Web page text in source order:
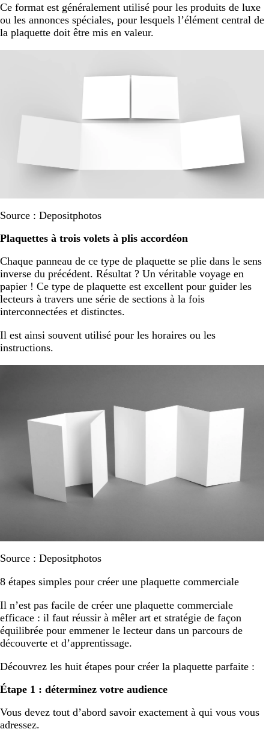
Ce format est généralement utilisé pour les produits de luxe
ou les annonces spéciales, pour lesquels l’élément central de
la plaquette doit être mis en valeur.
Source : Depositphotos
Plaquettes à trois volets à plis accordéon
Chaque panneau de ce type de plaquette se plie dans le sens
inverse du précédent. Résultat ? Un véritable voyage en
papier ! Ce type de plaquette est excellent pour guider les
lecteurs à travers une série de sections à la fois
interconnectées et distinctes.
Il est ainsi souvent utilisé pour les horaires ou les
instructions.
Source : Depositphotos
8 étapes simples pour créer une plaquette commerciale
Il n’est pas facile de créer une plaquette commerciale
efficace : il faut réussir à mêler art et stratégie de façon
équilibrée pour emmener le lecteur dans un parcours de
découverte et d’apprentissage.
Découvrez les huit étapes pour créer la plaquette parfaite :
Étape 1 : déterminez votre audience
Vous devez tout d’abord savoir exactement à qui vous vous
adressez.